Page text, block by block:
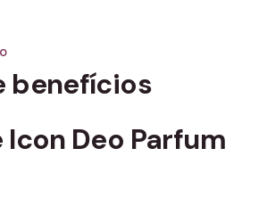
benefícios
Deo Parfum